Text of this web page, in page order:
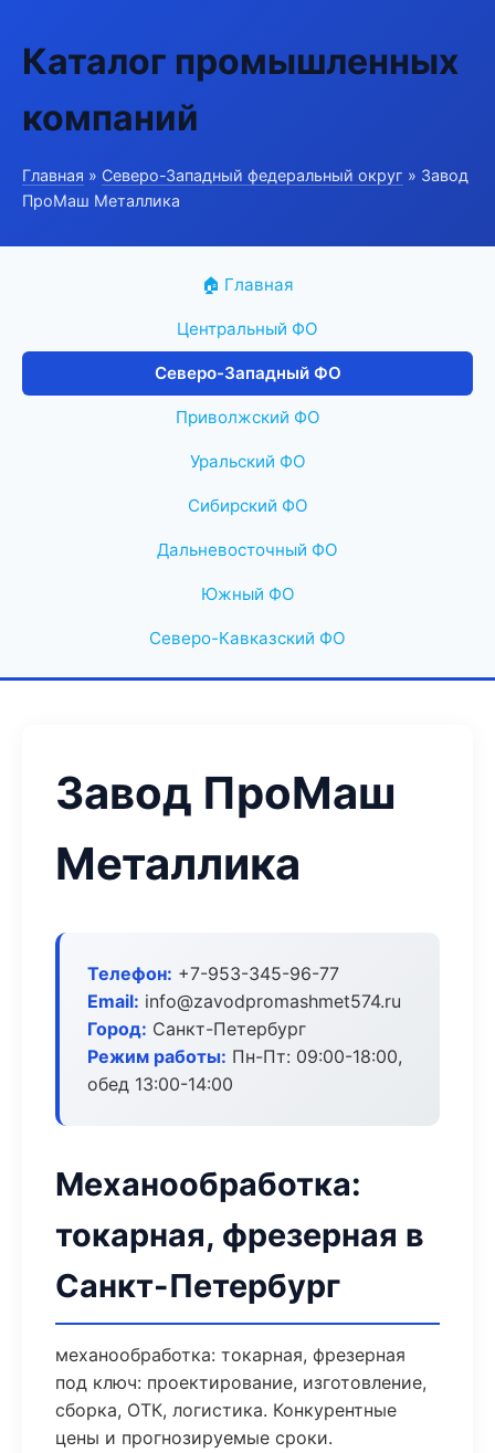
Каталог промышленных
компаний
Главная » Северо-Западный федеральный округ » Завод
ПроМаш Металлика
🏠 Главная
Центральный ФО
Северо-Западный ФО
Приволжский ФО
Уральский ФО
Сибирский ФО
Дальневосточный ФО
Южный ФО
Северо-Кавказский ФО
Завод ПроМаш
Металлика
Телефон: +7-953-345-96-77
Email: info@zavodpromashmet574.ru
Город: Санкт-Петербург
Режим работы: Пн-Пт: 09:00-18:00,
обед 13:00-14:00
Механообработка:
токарная, фрезерная в
Санкт-Петербург
механообработка: токарная, фрезерная
под ключ: проектирование, изготовление,
сборка, ОТК, логистика. Конкурентные
цены и прогнозируемые сроки.